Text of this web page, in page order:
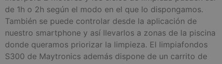
de 1h o 2h según el modo en el que lo dispongamos.
También se puede controlar desde la aplicación de
nuestro smartphone y así llevarlos a zonas de la piscina
donde queramos priorizar la limpieza. El limpiafondos
S300 de Maytronics además dispone de un carrito de